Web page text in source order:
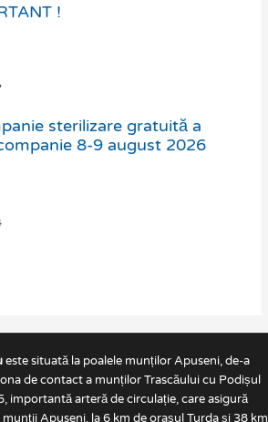
!
sterilizare gratuită a
8-9 august 2026
este situată la poalele munților Apuseni, de-a
de contact a munților Trascăului cu Podișul
importantă arteră de circulație, care asigură
Apuseni, la 6 km de orașul Turda și 38 km